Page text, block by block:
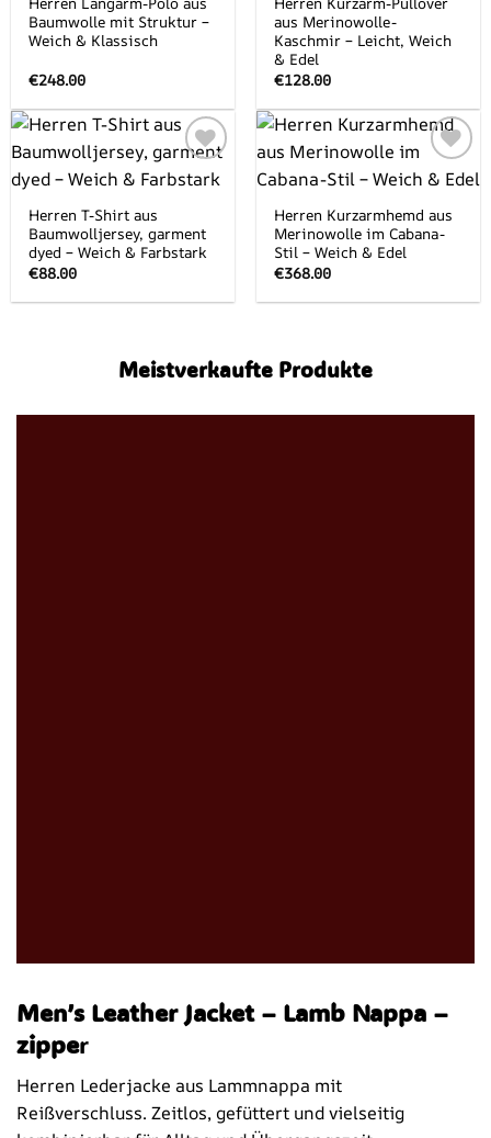
Baumwolle mit Struktur –
Weich & Klassisch
€248.00
aus Merinowolle-
Kaschmir – Leicht, Weich
& Edel
€128.00
Add to
Herren T-Shirt aus
Baumwolljersey, garment
dyed – Weich & Farbstark
€88.00
Add to
Herren Kurzarmhemd aus
Merinowolle im Cabana-
Stil – Weich & Edel
€368.00
Meistverkaufte Produkte
Men’s Leather Jacket – Lamb Nappa –
zipper
Herren Lederjacke aus Lammnappa mit
Reißverschluss. Zeitlos, gefüttert und vielseitig